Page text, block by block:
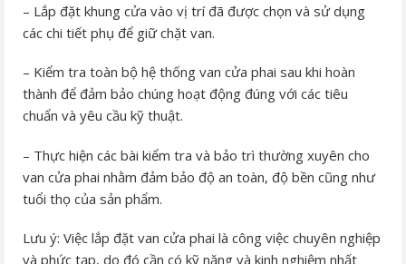
– Lắp đặt khung cửa vào vị trí đã được chọn và sử dụng
các chi tiết phụ để giữ chặt van.
– Kiểm tra toàn bộ hệ thống van cửa phai sau khi hoàn
thành để đảm bảo chúng hoạt động đúng với các tiêu
chuẩn và yêu cầu kỹ thuật.
– Thực hiện các bài kiểm tra và bảo trì thường xuyên cho
van cửa phai nhằm đảm bảo độ an toàn, độ bền cũng như
tuổi thọ của sản phẩm.
Lưu ý: Việc lắp đặt van cửa phai là công việc chuyên nghiệp
và phức tạp, do đó cần có kỹ năng và kinh nghiệm nhất